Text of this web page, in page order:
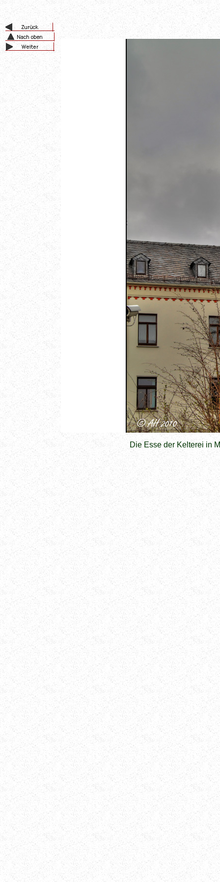
Die Esse der Kelterei in